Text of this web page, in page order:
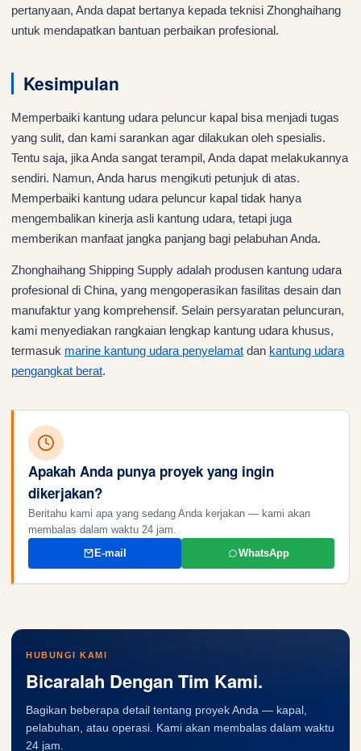
pertanyaan, Anda dapat bertanya kepada teknisi Zhonghaihang
untuk mendapatkan bantuan perbaikan profesional.
Kesimpulan
Memperbaiki kantung udara peluncur kapal bisa menjadi tugas
yang sulit, dan kami sarankan agar dilakukan oleh spesialis.
Tentu saja, jika Anda sangat terampil, Anda dapat melakukannya
sendiri. Namun, Anda harus mengikuti petunjuk di atas.
Memperbaiki kantung udara peluncur kapal tidak hanya
mengembalikan kinerja asli kantung udara, tetapi juga
memberikan manfaat jangka panjang bagi pelabuhan Anda.
Zhonghaihang Shipping Supply adalah produsen kantung udara
profesional di China, yang mengoperasikan fasilitas desain dan
manufaktur yang komprehensif. Selain persyaratan peluncuran,
kami menyediakan rangkaian lengkap kantung udara khusus,
termasuk marine kantung udara penyelamat dan kantung udara
pengangkat berat.
Apakah Anda punya proyek yang ingin
dikerjakan?
Beritahu kami apa yang sedang Anda kerjakan — kami akan
membalas dalam waktu 24 jam.
E-mail
WhatsApp
HUBUNGI KAMI
Bicaralah Dengan Tim Kami.
Bagikan beberapa detail tentang proyek Anda — kapal,
pelabuhan, atau operasi. Kami akan membalas dalam waktu
24 jam.